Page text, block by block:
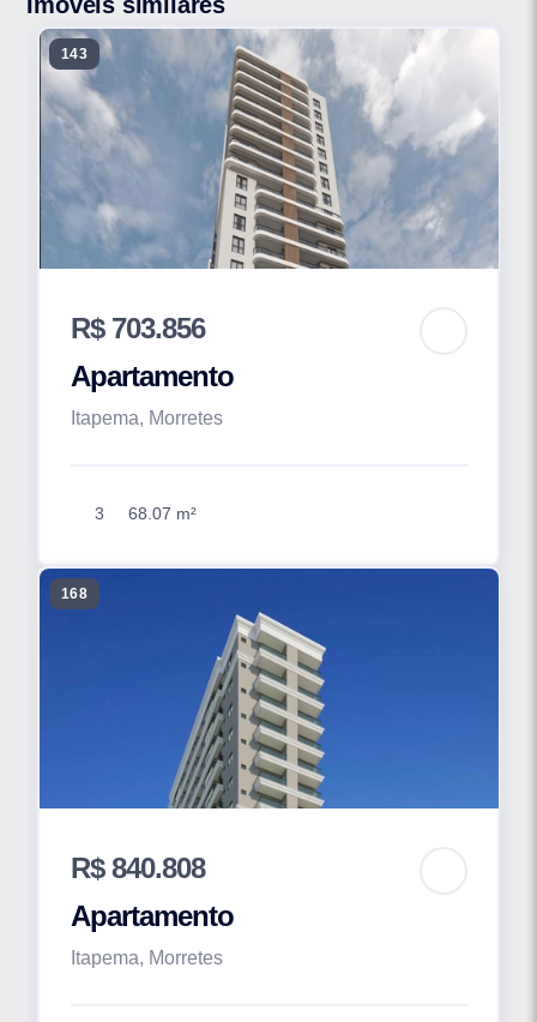
143
R$ 703.856
Apartamento
Itapema, Morretes
3 68.07 m²
168
R$ 840.808
Apartamento
Itapema, Morretes